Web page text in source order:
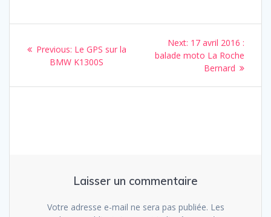
l’article
Previous: Previous
post:
Le GPS sur la
BMW K1300S
Next: Next
post:
17 avril 2016 :
balade moto La Roche
Bernard
Laisser un commentaire
Votre adresse e-mail ne sera pas publiée. Les